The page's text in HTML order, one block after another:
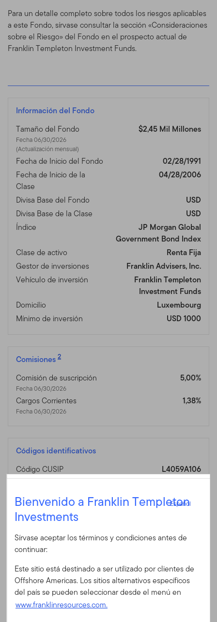
Iniciar sesión
ID de usuario
Contraseña
Para un detalle completo sobre todos los riesgos aplicables
a este Fondo, sírvase consultar la sección «Consideraciones
sobre el Riesgo» del Fondo en el prospecto actual de
Franklin Templeton Investment Funds.
Información del Fondo
Tamaño del Fondo
Fecha 06/30/2026
(Actualización mensual)
$2,45 Mil Millones
Fecha de Inicio del Fondo
02/28/1991
Fecha de Inicio de la
Clase
04/28/2006
Divisa Base del Fondo
USD
Divisa Base de la Clase
USD
Índice
JP Morgan Global
Government Bond Index
Clase de activo
Renta Fija
Gestor de inversiones
Franklin Advisers, Inc.
Vehículo de inversión
Franklin Templeton
Investment Funds
Domicilio
Luxembourg
Mínimo de inversión
USD 1000
Comisiones 2
Comisión de suscripción
Fecha 06/30/2026
5,00%
Cargos Corrientes
Fecha 06/30/2026
1,38%
Códigos identificativos
Código CUSIP
L4059A106
Código Bloomberg
FTGBFAC LX
Código SEDOL
B13QQC5
Código Fondo
Gestor del fondo
Michael Hasenstab, Ph.D
California, Estados Unidos
Bienvenido a Franklin Templeton
Investments
Español
Sírvase aceptar los términos y condiciones antes de
continuar:
Este sitio está destinado a ser utilizado por clientes de
Offshore Americas. Los sitios alternativos específicos
del país se pueden seleccionar desde el menú en
www.franklinresources.com.